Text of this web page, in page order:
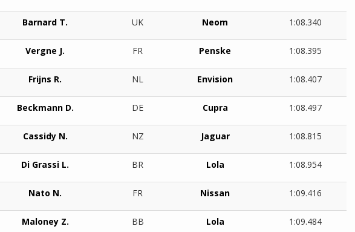
Barnard T. UK Neom 1:08.340
Vergne J. FR Penske 1:08.395
Frijns R. NL Envision 1:08.407
Beckmann D. DE Cupra 1:08.497
Cassidy N. NZ Jaguar 1:08.815
Di Grassi L. BR Lola 1:08.954
Nato N. FR Nissan 1:09.416
Maloney Z. BB Lola 1:09.484